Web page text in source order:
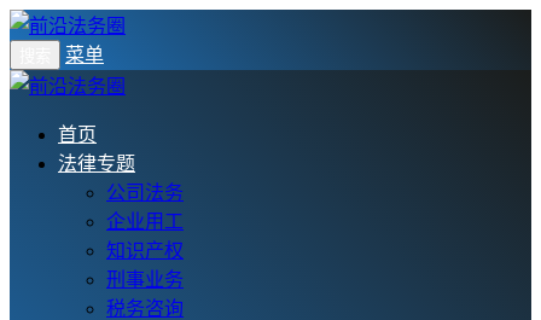
菜单
首页
法律专题
公司法务
企业用工
知识产权
刑事业务
税务咨询